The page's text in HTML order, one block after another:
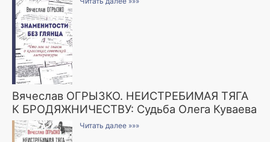
Вячеслав ОГРЫЗКО. НЕИСТРЕБИМАЯ ТЯГА
К БРОДЯЖНИЧЕСТВУ: Судьба Олега Куваева
Читать далее »»»